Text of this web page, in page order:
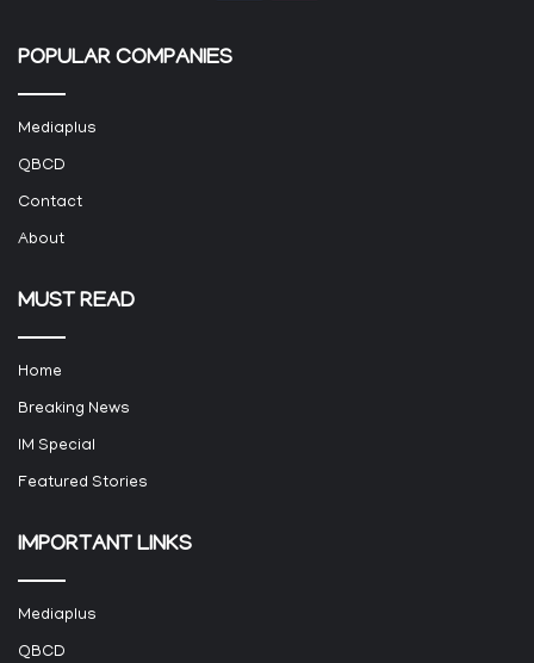
POPULAR COMPANIES
Mediaplus
QBCD
Contact
About
MUST READ
Home
Breaking News
IM Special
Featured Stories
IMPORTANT LINKS
Mediaplus
QBCD